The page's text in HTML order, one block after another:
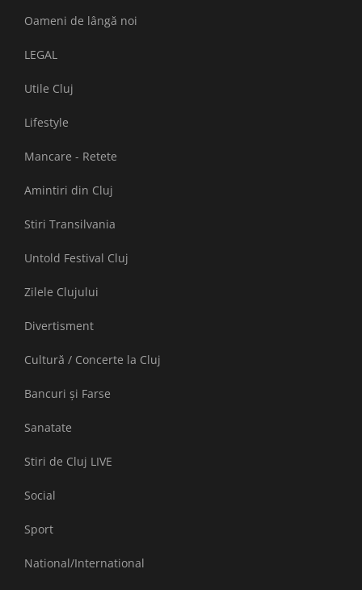
Oameni de lângă noi
LEGAL
Utile Cluj
Lifestyle
Mancare - Retete
Amintiri din Cluj
Stiri Transilvania
Untold Festival Cluj
Zilele Clujului
Divertisment
Cultură / Concerte la Cluj
Bancuri și Farse
Sanatate
Stiri de Cluj LIVE
Social
Sport
National/International